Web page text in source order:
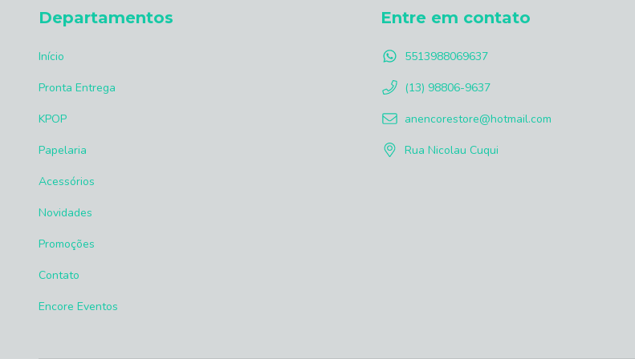
Departamentos
Início
Pronta Entrega
KPOP
Papelaria
Acessórios
Novidades
Promoções
Contato
Encore Eventos
Entre em contato
5513988069637
(13) 98806-9637
anencorestore@hotmail.com
Rua Nicolau Cuqui